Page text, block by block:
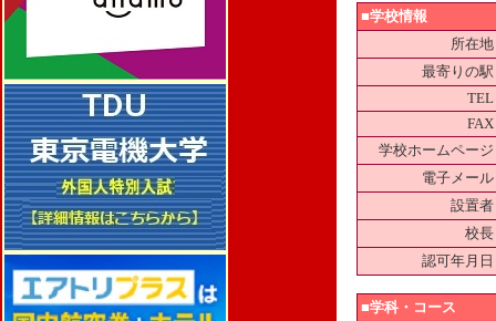
■学校情報
所在地
最寄りの駅
TEL
FAX
学校ホームページ
電子メール
設置者
校長
認可年月日
■学科・コース